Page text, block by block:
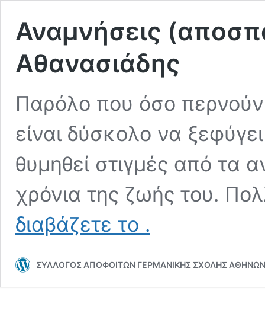
Αναμνήσεις
Αθανασιάδης
Παρόλο που όσο
είναι δύσκολο να
θυμηθεί στιγμές από τα
χρόνια της ζωής του.
διαβάζετε το
(αποσπάσματα)
Αθανασιάδης
.
ΣΥΛΛΟΓΟΣ ΑΠΟΦΟΙΤΩΝ ΓΕΡΜΑΝΙΚΗΣ ΣΧΟΛΗΣ ΑΘΗΝΩΝ